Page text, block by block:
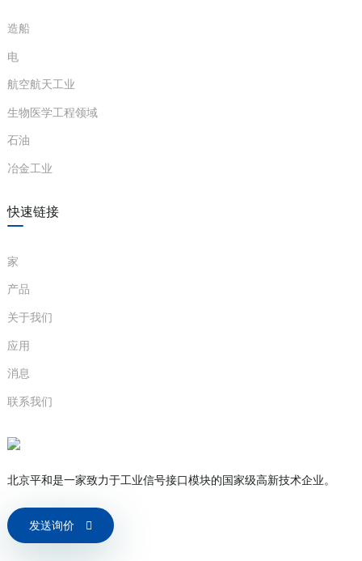
造船
电
航空航天工业
生物医学工程领域
石油
冶金工业
快速链接
家
产品
关于我们
应用
消息
联系我们
北京平和是一家致力于工业信号接口模块的国家级高新技术企业。
发送询价